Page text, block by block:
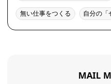
無い仕事をつくる 自分の「
MAIL